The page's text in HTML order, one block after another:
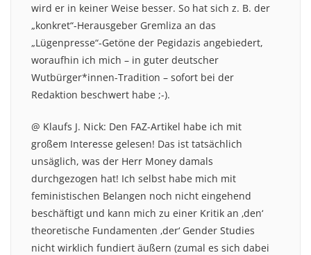
wird er in keiner Weise besser. So hat sich z. B. der
„konkret“-Herausgeber Gremliza an das
„Lügenpresse“-Getöne der Pegidazis angebiedert,
woraufhin ich mich – in guter deutscher
Wutbürger*innen-Tradition – sofort bei der
Redaktion beschwert habe ;-).
@ Klaufs J. Nick: Den FAZ-Artikel habe ich mit
großem Interesse gelesen! Das ist tatsächlich
unsäglich, was der Herr Money damals
durchgezogen hat! Ich selbst habe mich mit
feministischen Belangen noch nicht eingehend
beschäftigt und kann mich zu einer Kritik an ‚den‘
theoretische Fundamenten ‚der‘ Gender Studies
nicht wirklich fundiert äußern (zumal es sich dabei